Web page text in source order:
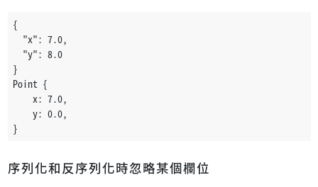
{
  "x": 7.0,
  "y": 8.0
}
Point {
    x: 7.0,
    y: 0.0,
}
序列化和反序列化時忽略某個欄位